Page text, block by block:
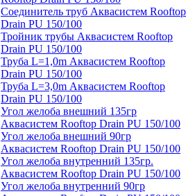
Соединитель труб Аквасистем Rooftop
Drain PU 150/100
Тройник трубы Аквасистем Rooftop
Drain PU 150/100
Труба L=1,0m Аквасистем Rooftop
Drain PU 150/100
Труба L=3,0m Аквасистем Rooftop
Drain PU 150/100
Угол желоба внешний 135гр
Аквасистем Rooftop Drain PU 150/100
Угол желоба внешний 90гр
Аквасистем Rooftop Drain PU 150/100
Угол желоба внутренний 135гр.
Аквасистем Rooftop Drain PU 150/100
Угол желоба внутренний 90гр